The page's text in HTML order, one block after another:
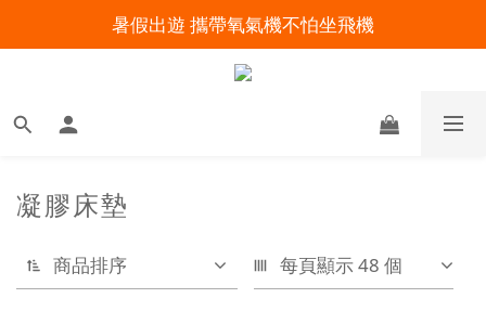
明陽來村全館免運優惠中
暑假出遊 攜帶氧氣機不怕坐飛機
明陽來村全館免運優惠中
凝膠床墊
商品排序 每頁顯示 48 個